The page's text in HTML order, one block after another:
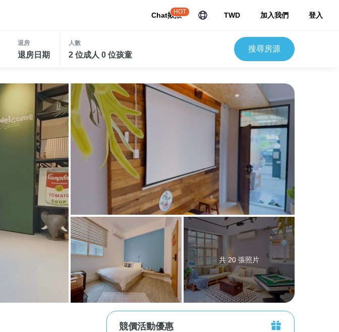
Chat揪揪
HOT TWD 加入我們 登入
退房
退房日期
人數
2 位成人 0 位孩童
搜尋房源
共 20 張照片
競價活動優惠